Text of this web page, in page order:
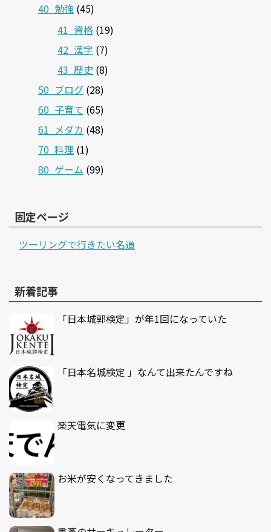
40_勉強 (45)
41_資格 (19)
42_漢字 (7)
43_歴史 (8)
50_ブログ (28)
60_子育て (65)
61_メダカ (48)
70_料理 (1)
80_ゲーム (99)
固定ページ
ツーリングで行きたい名道
新着記事
「日本城郭検定」が年1回になっていた
「日本名城検定 」なんて出来たんですね
楽天電気に変更
お米が安くなってきました